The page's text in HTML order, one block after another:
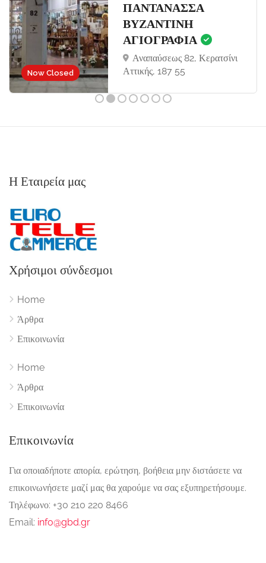
Now Closed
ΠΑΝΤΑΝΑΣΣΑ
ΒΥΖΑΝΤΙΝΗ
ΑΓΙΟΓΡΑΦΙΑ
Αναπαύσεως 82, Κερατσίνι
Αττικής, 187 55
Η Εταιρεία μας
Χρήσιμοι σύνδεσμοι
Home
Άρθρα
Επικοινωνία
Home
Άρθρα
Επικοινωνία
Επικοινωνία
Για οποιαδήποτε απορία, ερώτηση, βοήθεια μην διστάσετε να
επικοινωνήσετε μαζί μας θα χαρούμε να σας εξυπηρετήσουμε.
Τηλέφωνο: +30 210 220 8466
Email: info@gbd.gr